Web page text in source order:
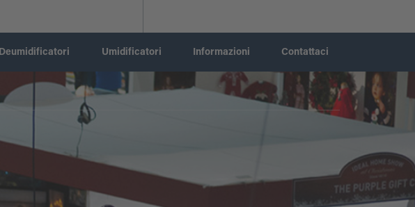
Deumidificatori Umidificatori Informazioni Contattaci